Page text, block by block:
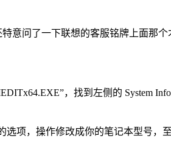
意问了一下联想的客服铭牌上面那
，找到左侧的 System
选项，操作修改成你的笔记本型号，